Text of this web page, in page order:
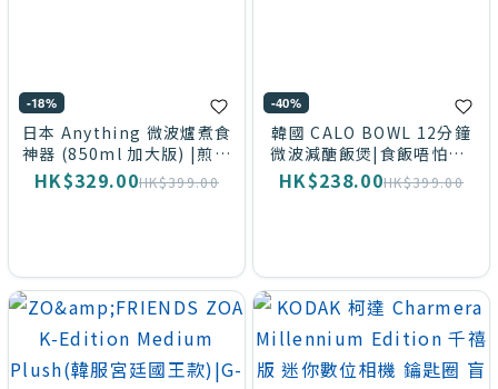
-18%
日本 Anything 微波爐煮食
神器 (850ml 加大版) |煎煮
燉蒸一叮搞掂|底部特製平底
鍋材質|無油煙免睇火
HK$329.00HK$399.00
-40%
韓國 CALO BOWL 12分鐘
微波減醣飯煲|食飯唔怕肥|
租屋族 / Office 帶飯恩物
HK$238.00HK$399.00